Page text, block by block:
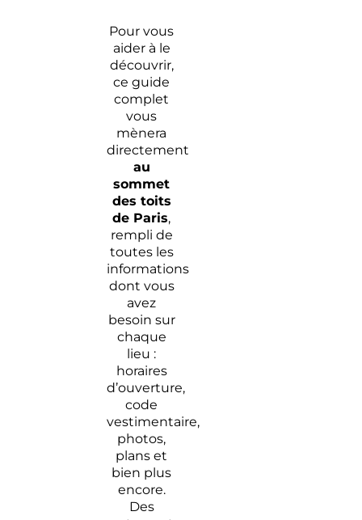
Pour vous
aider à le
découvrir,
ce guide
complet
vous
mènera
directement
au
sommet
des toits
de Paris,
rempli de
toutes les
informations
dont vous
avez
besoin sur
chaque
lieu :
horaires
d’ouverture,
code
vestimentaire,
photos,
plans et
bien plus
encore.
Des